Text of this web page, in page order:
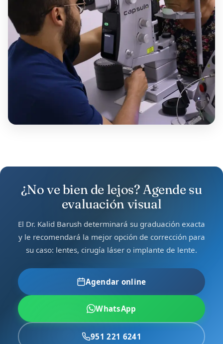
¿No ve bien de lejos? Agende su
evaluación visual
El Dr. Kalid Barush determinará su graduación exacta
y le recomendará la mejor opción de corrección para
su caso: lentes, cirugía láser o implante de lente.
Agendar online
WhatsApp
951 221 6241